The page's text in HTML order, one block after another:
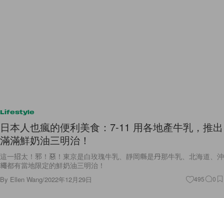
Lifestyle
日本人也瘋的便利美食：7-11 用各地產牛乳，推出
滿滿鮮奶油三明治！
這一招太！邪！惡！東京是白玫瑰牛乳、靜岡縣是丹那牛乳、北海道、沖
繩都有當地限定的鮮奶油三明治！
By Ellen Wang/2022年12月29日 495 0